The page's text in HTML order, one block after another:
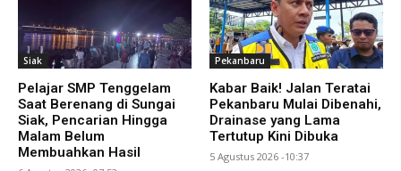
Siak
Pelajar SMP Tenggelam
Saat Berenang di Sungai
Siak, Pencarian Hingga
Malam Belum
Membuahkan Hasil
Pekanbaru
Kabar Baik! Jalan Teratai
Pekanbaru Mulai Dibenahi,
Drainase yang Lama
Tertutup Kini Dibuka
5 Agustus 2026 -10:37